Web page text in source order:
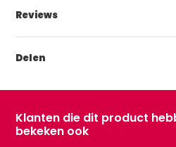
Reviews
Delen
Klanten die dit product
bekeken ook